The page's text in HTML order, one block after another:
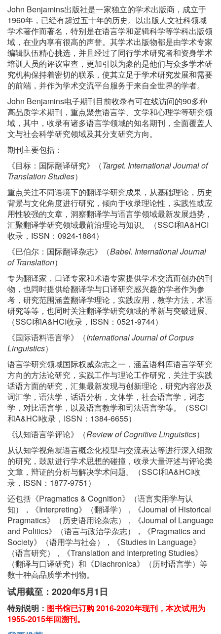
John Benjamins出版社是一家独立的学术出版商，成立于
1960年，已经有超过五十年的历史。以出版人文社科领域
学术著作而著名，特别是在语言学和逻辑科学等学科出版领
域，在业内享有很高的声誉。其学术出版物都是由学术专家
编辑队伍精心挑选，并且经过了同行学术研究者和资身学术
培训人员的评议审查，更加引以为豪的是他们与众多学术研
究机构保持着密切的联系，使其立足于学术研究发展和需要
的前端，并作为学术交流平台服务于来自全世界的学者。
John Benjamins电子期刊目前收录有可在线访问的90多种
高品质学术期刊，重点聚焦语言学、文学和心理学等研究领
域，其中，收录有诸多语言学领域的知名期刊，全面覆盖人
文与社会科学研究领域及其分支研究方向。
期刊主要包括：
《目标：国际翻译研究》（Target. International Journal of
Translation Studies）
重点关注不同语境下的翻译学研究成果，从基础理论，历史
背景与文化角度进行研究，倾向于收录理论性，实践性或应
用性较强的文章，洞察翻译学与语言学领域最新发展趋势，
汇聚翻译学研究领域最前沿理论与知识。（SSCI和A&HCI
收录，ISSN：0924-1884）
《巴伯尔：国际翻译杂志》（Babel. International Journal
of Translation）
专为翻译家，口译专家和术语专家提供学术交流而创办的刊
物，也同时提供给翻译学与口译研究感兴趣的学者作为参
考，研究范围涵盖翻译学理论，实践应用，教学方法，术语
研究等等，也同时关注翻译学研究领域的革新与突破进展。
（SSCI和A&HCI收录，ISSN：0521-9744）
《国际语料语言学》（International Journal of Corpus
Linguistics）
语言学研究领域国际权威杂志之一，涵盖语料库语言学研究
方向的方法论研究，实践工作与理论工作研究，关注于实践
话语方面的研究，汇集最新发现与创新理论，研究内容涉及
词汇学，语法学，话语分析，文体学，社会语言学，词态
学，对比语言学，以及语言教学和司法语言学等。（SSCI
和A&HCI收录，ISSN：1384-6655）
《认知语言学评论》（Review of Cognitive Linguistics）
从认知学视角就语言概念化模型与交流表达等进行深入细致
的研究，鼓励进行学术思想的碰撞，收录大量评述与评论类
文章，辩证的分析与解决学术问题。（SSCI和A&HCI收
录，ISSN：1877-9751）
还包括《Pragmatics & Cognition》（语言实用学与认
知），《Interpreting》（翻译学），《Journal of Historical
Pragmatics》（历史语用论杂志），《Journal of Language
and Politics》（语言与政治学杂志），《Pragmatics and
Society》（语用学与社会），《Studies in Language》
（语言研究），《Translation and Interpreting Studies》
（翻译与口译研究）和《Diachronica》（历时语言学）等
数十种高品质学术刊物。
试用截至：2020年5月1日
特别说明： 图书馆已订购 2016-2020年现刊，本次试用为
1955-2015年回溯刊。